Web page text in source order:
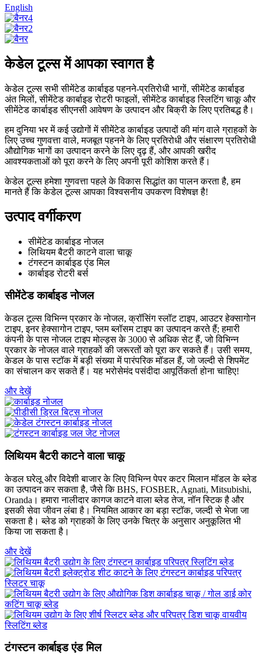
English
केडेल टूल्स में आपका स्वागत है
केडेल टूल्स सभी सीमेंटेड कार्बाइड पहनने-प्रतिरोधी भागों, सीमेंटेड कार्बाइड
अंत मिलों, सीमेंटेड कार्बाइड रोटरी फाइलों, सीमेंटेड कार्बाइड स्लिटिंग चाकू और
सीमेंटेड कार्बाइड सीएनसी आवेषण के उत्पादन और बिक्री के लिए प्रतिबद्ध है।
हम दुनिया भर में कई उद्योगों में सीमेंटेड कार्बाइड उत्पादों की मांग वाले ग्राहकों के
लिए उच्च गुणवत्ता वाले, मजबूत पहनने के लिए प्रतिरोधी और संक्षारण प्रतिरोधी
औद्योगिक भागों का उत्पादन करने के लिए दृढ़ हैं, और आपकी खरीद
आवश्यकताओं को पूरा करने के लिए अपनी पूरी कोशिश करते हैं।
केडेल टूल्स हमेशा गुणवत्ता पहले के विकास सिद्धांत का पालन करता है, हम
मानते हैं कि केडेल टूल्स आपका विश्वसनीय उपकरण विशेषज्ञ है!
उत्पाद वर्गीकरण
सीमेंटेड कार्बाइड नोजल
लिथियम बैटरी काटने वाला चाकू
टंगस्टन कार्बाइड एंड मिल
कार्बाइड रोटरी बर्स
सीमेंटेड कार्बाइड नोजल
केडल टूल्स विभिन्न प्रकार के नोजल, क्रॉसिंग स्लॉट टाइप, आउटर हेक्सागोन
टाइप, इनर हेक्सागोन टाइप, प्लम ब्लॉसम टाइप का उत्पादन करते हैं; हमारी
कंपनी के पास नोजल टाइप मोल्ड्स के 3000 से अधिक सेट हैं, जो विभिन्न
प्रकार के नोजल वाले ग्राहकों की जरूरतों को पूरा कर सकते हैं। उसी समय,
केडल के पास स्टॉक में बड़ी संख्या में पारंपरिक मॉडल हैं, जो जल्दी से शिपमेंट
का संचालन कर सकते हैं। यह भरोसेमंद पसंदीदा आपूर्तिकर्ता होना चाहिए!
और देखें
लिथियम बैटरी काटने वाला चाकू
केडल घरेलू और विदेशी बाजार के लिए विभिन्न पेपर कटर मिलान मॉडल के ब्लेड
का उत्पादन कर सकता है, जैसे कि BHS, FOSBER, Agnati, Mitsubishi,
Oranda। हमारा नालीदार कागज काटने वाला ब्लेड तेज, नॉन स्टिक है और
इसकी सेवा जीवन लंबा है। नियमित आकार का बड़ा स्टॉक, जल्दी से भेजा जा
सकता है। ब्लेड को ग्राहकों के लिए उनके चित्र के अनुसार अनुकूलित भी
किया जा सकता है।
और देखें
टंगस्टन कार्बाइड एंड मिल